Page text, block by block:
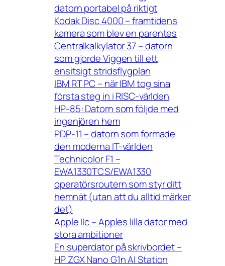
datorn portabel på riktigt
Kodak Disc 4000 – framtidens
kamera som blev en parentes
Centralkalkylator 37 – datorn
som gjorde Viggen till ett
ensitsigt stridsflygplan
IBM RT PC – när IBM tog sina
första steg in i RISC-världen
HP-85: Datorn som följde med
ingenjören hem
PDP-11 – datorn som formade
den moderna IT-världen
Technicolor F1 –
EWA1330TCS/EWA1330
operatörsroutern som styr ditt
hemnät (utan att du alltid märker
det)
Apple IIc – Apples lilla dator med
stora ambitioner
En superdator på skrivbordet –
HP ZGX Nano G1n AI Station